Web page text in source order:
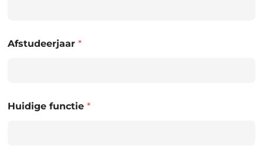
Afstudeerjaar *
Huidige functie *